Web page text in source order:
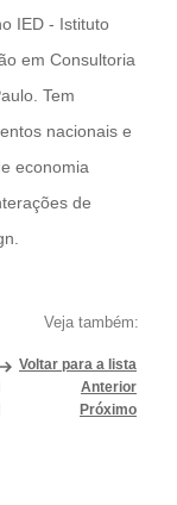
IED - Istituto
em Consultoria
Tem
nacionais e
economia
Veja também:
Voltar para a lista
Anterior
Próximo